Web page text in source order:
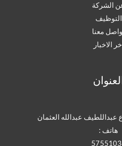
الشركة
التوظيف
معنا
الاخبار
عبدالله العثمان
هاتف :